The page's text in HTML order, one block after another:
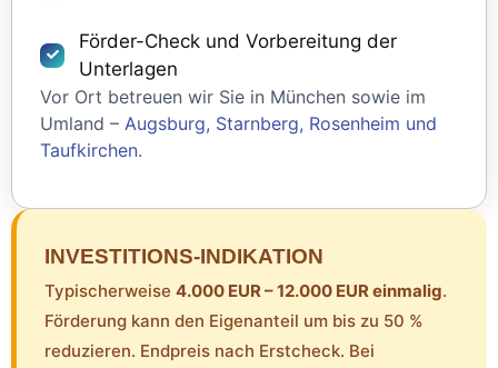
Förder-Check und Vorbereitung der
Unterlagen
Vor Ort betreuen wir Sie in München sowie im
Umland – Augsburg, Starnberg, Rosenheim und
Taufkirchen.
INVESTITIONS-INDIKATION
Typischerweise 4.000 EUR – 12.000 EUR einmalig.
Förderung kann den Eigenanteil um bis zu 50 %
reduzieren. Endpreis nach Erstcheck. Bei